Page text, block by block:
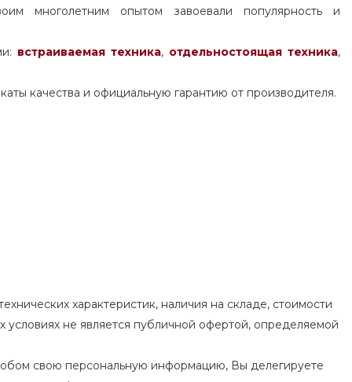
многолетним опытом завоевали популярность и
встраиваемая техника, отдельностоящаятехника,
качества и официальную гарантию от производителя.
характеристик, наличия на складе, стоимости
не является публичной офертой, определяемой
свою персональную информацию, Вы делегируете